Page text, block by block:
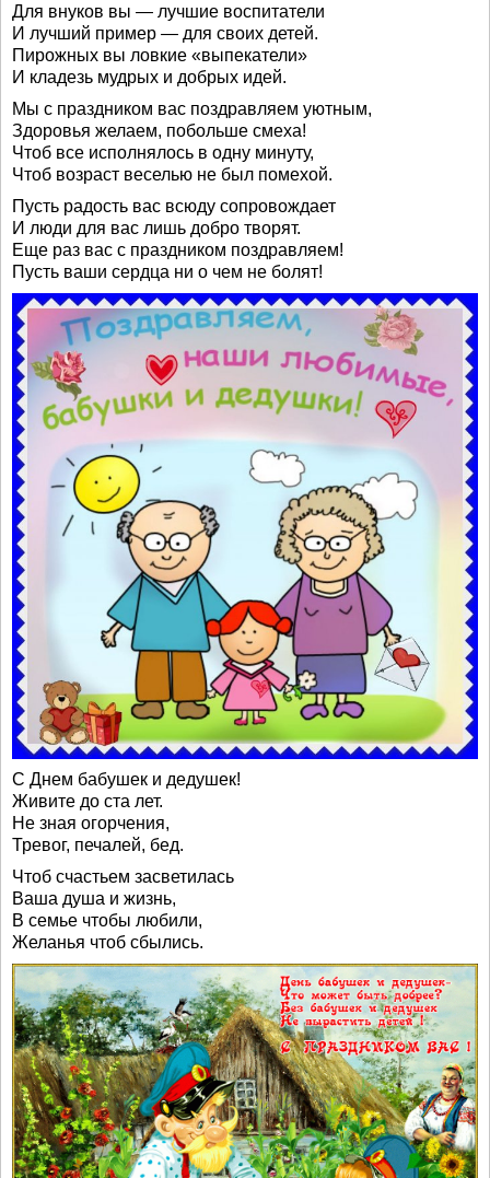
Для внуков вы — лучшие воспитатели
И лучший пример — для своих детей.
Пирожных вы ловкие «выпекатели»
И кладезь мудрых и добрых идей.
Мы с праздником вас поздравляем уютным,
Здоровья желаем, побольше смеха!
Чтоб все исполнялось в одну минуту,
Чтоб возраст веселью не был помехой.
Пусть радость вас всюду сопровождает
И люди для вас лишь добро творят.
Еще раз вас с праздником поздравляем!
Пусть ваши сердца ни о чем не болят!
С Днем бабушек и дедушек!
Живите до ста лет.
Не зная огорчения,
Тревог, печалей, бед.
Чтоб счастьем засветилась
Ваша душа и жизнь,
В семье чтобы любили,
Желанья чтоб сбылись.